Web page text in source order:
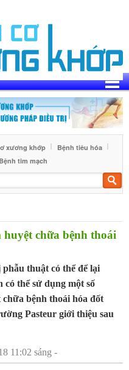
xương khớp
Bệnh tiêu hóa
Bệnh tim mạch
Tìm
chữa bệnh thoái
thuật có thể để lại
thể sử dụng một số
bệnh thoái hóa đốt
Pasteur giới thiệu sau
11:02 sáng -